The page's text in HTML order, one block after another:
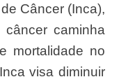
caminha
mortalidade no
visa diminuir